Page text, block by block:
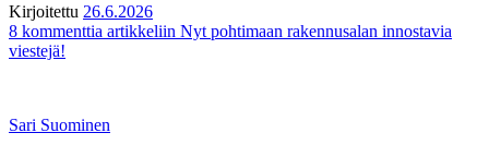
Kirjoitettu 26.6.2026
8 kommenttia artikkeliin Nyt pohtimaan rakennusalan innostavia
viestejä!
Sari Suominen